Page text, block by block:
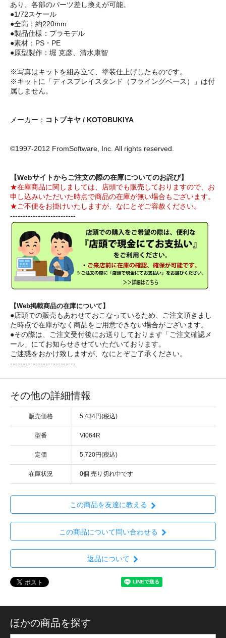
あり、各部のパーツ差し換えが可能。
●1/72スケール
●全高：約220mm
●製品仕様：プラモデル
●素材：PS・PE
●原型製作：堀 克彦、清水康智
※写真はキットを組み立て、塗装仕上げしたものです。
※キットに「ディスプレイスタンド（フライングベース）」は付
属しません。
メーカー： コトブキヤ / KOTOBUKIYA
©1997-2012 FromSoftware, Inc. All rights reserved.
【Webサイトからご注文の際の在庫についてのお詫び】
★在庫商品に関しましては、店頭でも販売しておりますので、お
申し込みいただいた時点で商品の在庫が無い場合もございます。
★ご不便をお掛けいたしますが、なにとぞご容赦ください。
--------------------------
【Web掲載商品の在庫について】
●店頭での販売もあわせておこなっているため、ご注文頂きまし
た時点で在庫がなく商品をご用意できない場合がございます。
●その際は、ご注文受付後にお送りしております「ご注文確認メ
ール」にてお知らせさせていただいております。
ご迷惑をおかけ致しますが、なにとぞご了承ください。
--------------------------
その他の詳細情報
販売価格 5,434円(税込)
型番 VI064R
定価 5,720円(税込)
在庫状況 0個 売り切れ中です
この商品を友達に教える
この商品について問い合わせる
返品について
ほかの商品を探す